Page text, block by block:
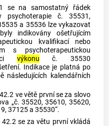
se na samostatný řádek
psychoterapie č. 35531,
a 35536 lze vykazovat
indikovány ošetřujícím
kvalifikací nebo
s psychoterapeutickou
výkonu č. 35530
Indikace je platná po
následujících kalendářních
ve větě první se za slovo
„č. 35520, 35610, 35620,
37125 a 35530“.
se za větu první vkládá